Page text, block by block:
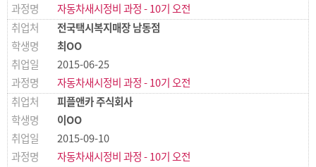
자동차새시정비 과정 - 10기 오전
전국택시복지매장 남동점
최OO
2015-06-25
자동차새시정비 과정 - 10기 오전
피플앤카 주식회사
이OO
2015-09-10
자동차새시정비 과정 - 10기 오전